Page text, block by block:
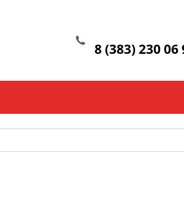
8 (383) 230 06